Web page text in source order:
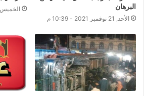
البرهان
الأحد, 21 نوفمبر 2021 - 10:39 م
الخميس, 4 يناير 2024 -